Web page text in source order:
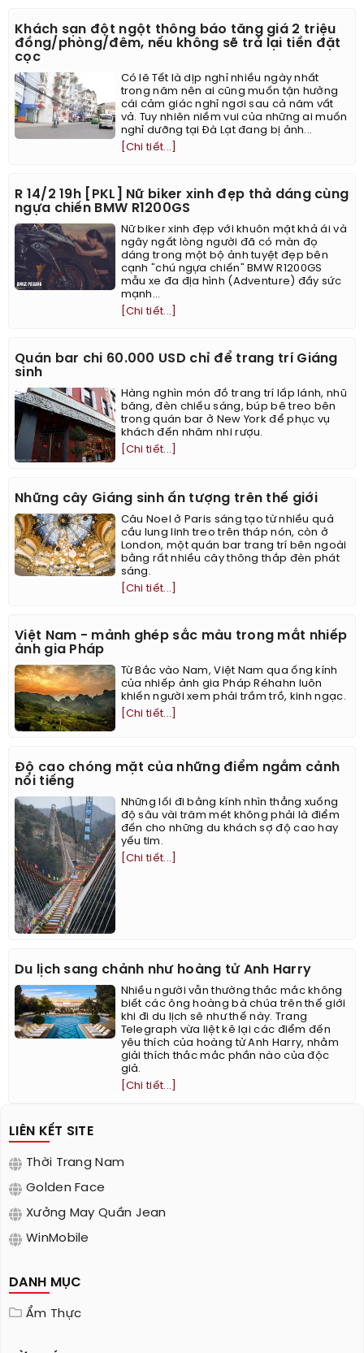
Khách sạn đột ngột thông báo tăng giá 2 triệu
đồng/phòng/đêm, nếu không sẽ trả lại tiền đặt
cọc
Có lẽ Tết là dịp nghỉ nhiều ngày nhất
trong năm nên ai cũng muốn tận hưởng
cái cảm giác nghỉ ngơi sau cả năm vất
vả. Tuy nhiên niềm vui của những ai muốn
nghỉ dưỡng tại Đà Lạt đang bị ảnh...
[Chi tiết...]
R 14/2 19h [PKL] Nữ biker xinh đẹp thả dáng cùng
ngựa chiến BMW R1200GS
Nữ biker xinh đẹp với khuôn mặt khả ái và
ngây ngất lòng người đã có màn đọ
dáng trong một bộ ảnh tuyệt đẹp bên
cạnh "chú ngựa chiến" BMW R1200GS
mẫu xe đa địa hình (Adventure) đầy sức
mạnh...
[Chi tiết...]
Quán bar chi 60.000 USD chỉ để trang trí Giáng
sinh
Hàng nghìn món đồ trang trí lấp lánh, nhũ
băng, đèn chiếu sáng, búp bê treo bên
trong quán bar ở New York để phục vụ
khách đến nhâm nhi rượu.
[Chi tiết...]
Những cây Giáng sinh ấn tượng trên thế giới
Câu Noel ở Paris sáng tạo từ nhiều quả
cầu lung linh treo trên tháp nón, còn ở
London, một quán bar trang trí bên ngoài
bằng rất nhiều cây thông thắp đèn phát
sáng.
[Chi tiết...]
Việt Nam - mảnh ghép sắc màu trong mắt nhiếp
ảnh gia Pháp
Từ Bắc vào Nam, Việt Nam qua ống kính
của nhiếp ảnh gia Pháp Réhahn luôn
khiến người xem phải trầm trồ, kinh ngạc.
[Chi tiết...]
Độ cao chóng mặt của những điểm ngắm cảnh
nổi tiếng
Những lối đi bằng kính nhìn thẳng xuống
độ sâu vài trăm mét không phải là điểm
đến cho những du khách sợ độ cao hay
yếu tim.
[Chi tiết...]
Du lịch sang chảnh như hoàng tử Anh Harry
Nhiều người vẫn thường thắc mắc không
biết các ông hoàng bà chúa trên thế giới
khi đi du lịch sẽ như thế này. Trang
Telegraph vừa liệt kê lại các điểm đến
yêu thích của hoàng tử Anh Harry, nhằm
giải thích thắc mắc phần nào của độc
giả.
[Chi tiết...]
LIÊN KẾT SITE
Thời Trang Nam
Golden Face
Xưởng May Quần Jean
WinMobile
DANH MỤC
Ẩm Thực